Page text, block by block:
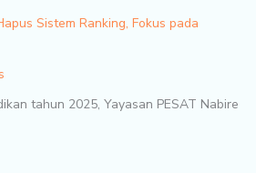
Sistem Ranking, Fokus pada
tahun 2025, Yayasan PESAT Nabire